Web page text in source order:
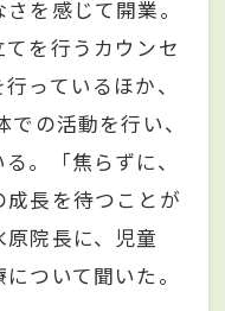
を感じて開業。
を行うカウンセ
っているほか、
の活動を行い、
。「焦らずに、
長を待つことが
院長に、児童
ついて聞いた。